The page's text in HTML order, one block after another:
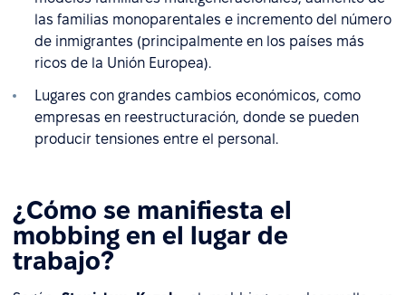
las familias monoparentales e incremento del número
de inmigrantes (principalmente en los países más
ricos de la Unión Europea).
Lugares con grandes cambios económicos, como
empresas en reestructuración, donde se pueden
producir tensiones entre el personal.
¿Cómo se manifiesta el
mobbing en el lugar de
trabajo?